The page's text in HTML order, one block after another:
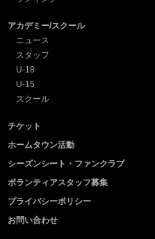
アカデミー/スクール
ニュース
スタッフ
U-18
U-15
スクール
チケット
ホームタウン活動
シーズンシート・ファンクラブ
ボランティアスタッフ募集
プライバシーポリシー
お問い合わせ